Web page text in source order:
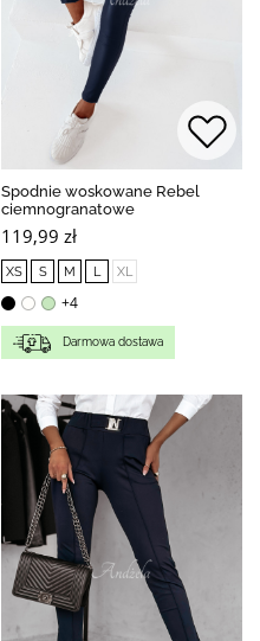
Spodnie woskowane Rebel
ciemnogranatowe
119,99 zł
XS S M L XL
+4
Darmowa dostawa